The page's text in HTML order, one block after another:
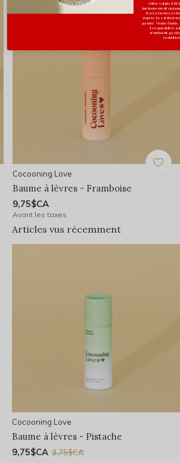
Cocooning Love
Baume à lèvres - Framboise
9,75$CA
Avant les taxes
Articles vus récemment
Cocooning Love
Baume à lèvres - Pistache
9,75$CA 9,75$CA
Offre valide EN
inclusivement ou
& accessoires à
requis. Les
panier. Vente finale.
Les quantités
n'incluent pas